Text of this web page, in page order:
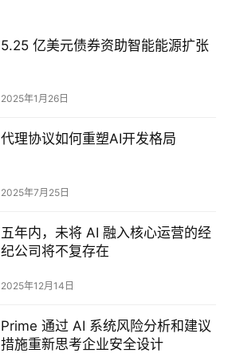
5.25 亿美元债券资助智能能源扩张
2025年1月26日
代理协议如何重塑AI开发格局
2025年7月25日
五年内，未将 AI 融入核心运营的经
纪公司将不复存在
2025年12月14日
Prime 通过 AI 系统风险分析和建议
措施重新思考企业安全设计